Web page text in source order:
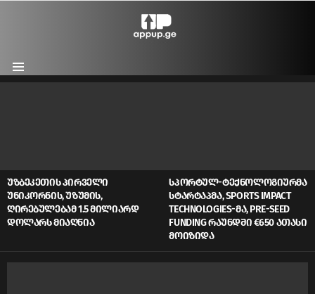
Menu
ᲣᲖᲑᲔᲙᲔᲗᲘᲡ ᲞᲘᲠᲕᲔᲚᲘ
ᲣᲜᲘᲙᲝᲠᲜᲘᲡ, ᲣᲖᲣᲛᲘᲡ,
ᲦᲘᲠᲔᲑᲣᲚᲔᲑᲐᲛ 1.5 ᲛᲘᲚᲘᲐᲠᲓ
ᲓᲝᲚᲐᲠᲡ ᲛᲘᲐᲦᲬᲘᲐ
ᲡᲞᲝᲠᲢᲣᲚ-ᲢᲔᲥᲜᲝᲚᲝᲒᲘᲣᲠᲛᲐ
ᲡᲢᲐᲠᲢᲐᲞᲛᲐ, SPORTS IMPACT
TECHNOLOGIES-ᲛᲐ, PRE-SEED
FUNDING ᲠᲐᲣᲜᲓᲨᲘ €650 ᲐᲗᲐᲡᲘ
ᲛᲝᲘᲖᲘᲓᲐ